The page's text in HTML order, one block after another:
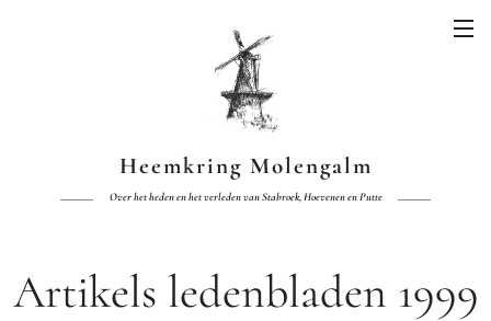
Heemkring Molengalm
Over het heden en het verleden van Stabroek, Hoevenen en Putte
Artikels ledenbladen 1999